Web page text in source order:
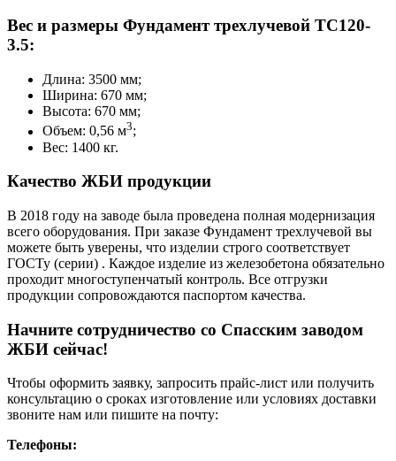
Вес и размеры Фундамент трехлучевой ТС120-
3.5:
Длина: 3500 мм;
Ширина: 670 мм;
Высота: 670 мм;
Объем: 0,56 м3;
Вес: 1400 кг.
Качество ЖБИ продукции
В 2018 году на заводе была проведена полная модернизация
всего оборудования. При заказе Фундамент трехлучевой вы
можете быть уверены, что изделии строго соответствует
ГОСТу (серии) . Каждое изделие из железобетона обязательно
проходит многоступенчатый контроль. Все отгрузки
продукции сопровождаются паспортом качества.
Начните сотрудничество со Cпасским заводом
ЖБИ сейчас!
Чтобы оформить заявку, запросить прайс-лист или получить
консультацию о сроках изготовление или условиях доставки
звоните нам или пишите на почту:
Телефоны: